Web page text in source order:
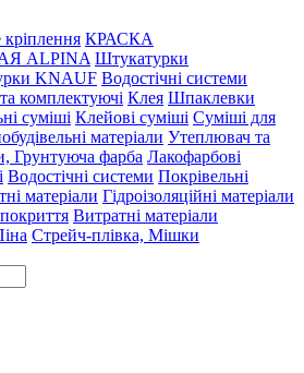
кріплення КРАСКА
ALPINA Штукатурки
KNAUF Водостічні системи
комплектуючі Клея Шпаклевки
суміші Клейові суміші Суміші для
матеріали Утеплювач та
Грунтуюча фарба Лакофарбові
Водостічні системи Покрівельні
матеріали Гідроізоляційні матеріали
Витратні матеріали
Стрейч-плівка, Мішки